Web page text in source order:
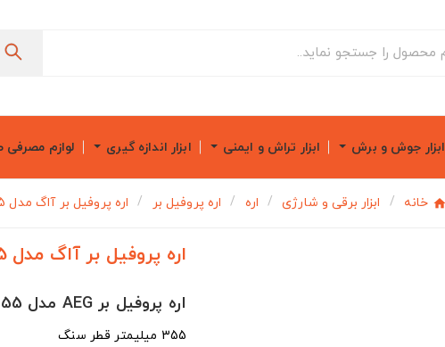
ابزار جوش و برش ابزار تراش و ایمنی ابزار اندازه گیری لوازم
خانه ابزار برقی و شارژی اره اره پروفیل بر اره پروفیل بر آاگ مدل SMT355
اره پروفیل بر آاگ مدل SMT355
اره پروفیل بر AEG مدل SMT355
355 میلیمتر قطر سنگ